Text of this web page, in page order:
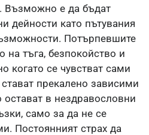
Възможно е да бъдат
дейности като пътувания
Потърпевшите
на тъга, безпокойство и
когато се чувстват сами
прекалено зависими
остават в нездравословни
само за да не се
Постоянният страх да